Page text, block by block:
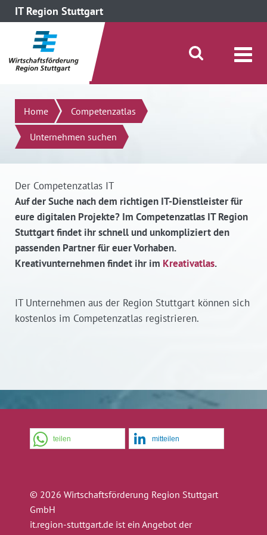
IT Region Stuttgart
direkt zum Inhalt dieser Seite
direkt zum Menü springen
Suche öffnen/schließen
Suchen
Home Competenzatlas
Unternehmen suchen
Der Competenzatlas IT
Auf der Suche nach dem richtigen IT-Dienstleister für
eure digitalen Projekte? Im Competenzatlas IT Region
Stuttgart findet ihr schnell und unkompliziert den
passenden Partner für euer Vorhaben.
Kreativunternehmen findet ihr im Kreativatlas.
IT Unternehmen aus der Region Stuttgart können sich
kostenlos im Competenzatlas registrieren.
teilen mitteilen
© 2026 Wirtschaftsförderung Region Stuttgart
GmbH
it.region-stuttgart.de ist ein Angebot der